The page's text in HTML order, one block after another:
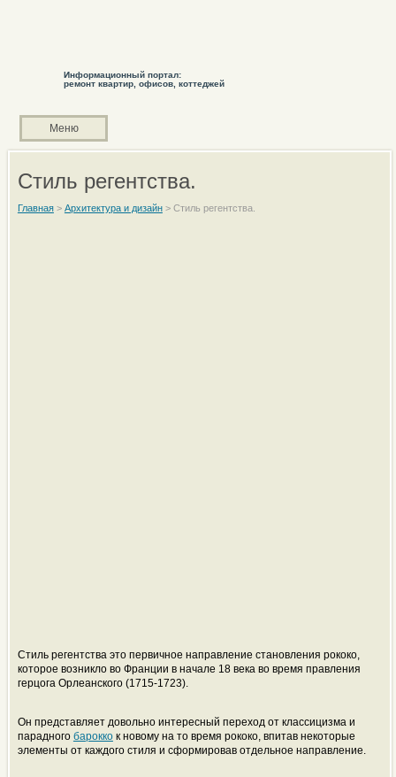
Информационный портал:
ремонт квартир, офисов, коттеджей
Меню
Стиль регентства.
Главная> Архитектура и дизайн> Стиль регентства.
Стиль регентства это первичное направление становления рококо,
которое возникло во Франции в начале 18 века во время правления
герцога Орлеанского (1715-1723).
Он представляет довольно интересный переход от классицизма и
парадного бароккок новому на то время рококо, впитав некоторые
элементы от каждого стиля и сформировав отдельное направление.